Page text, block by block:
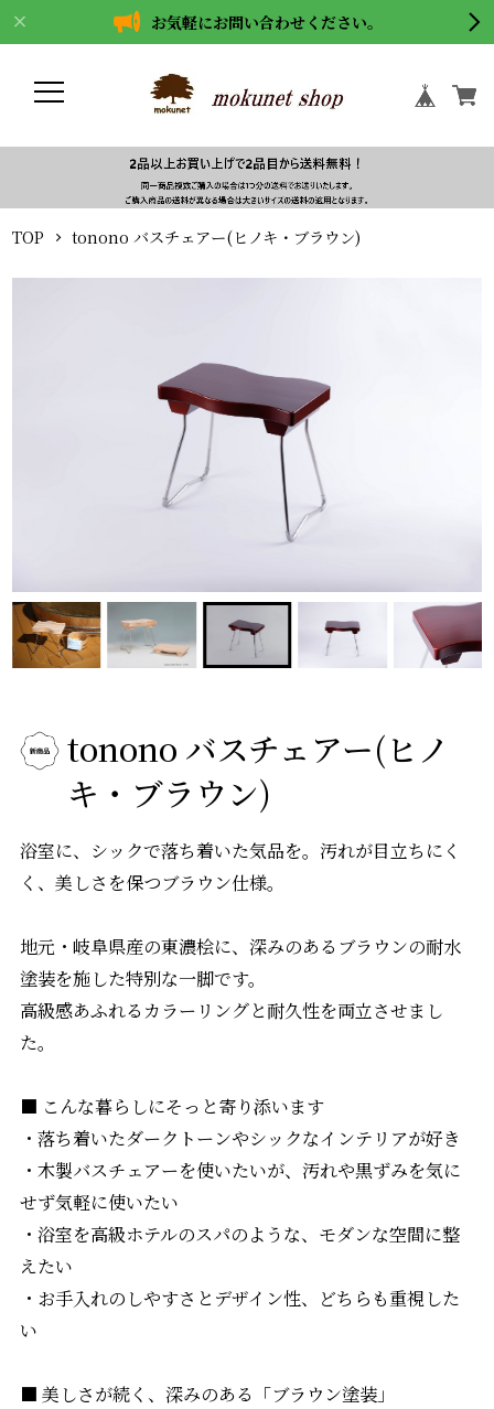
お気軽にお問い合わせください。
TOP tonono バスチェアー(ヒノキ・ブラウン)
tonono バスチェアー(ヒノ
キ・ブラウン)
浴室に、シックで落ち着いた気品を。汚れが目立ちにく
く、美しさを保つブラウン仕様。
地元・岐阜県産の東濃桧に、深みのあるブラウンの耐水
塗装を施した特別な一脚です。
高級感あふれるカラーリングと耐久性を両立させまし
た。
■ こんな暮らしにそっと寄り添います
・落ち着いたダークトーンやシックなインテリアが好き
・木製バスチェアーを使いたいが、汚れや黒ずみを気に
せず気軽に使いたい
・浴室を高級ホテルのスパのような、モダンな空間に整
えたい
・お手入れのしやすさとデザイン性、どちらも重視した
い
■ 美しさが続く、深みのある「ブラウン塗装」